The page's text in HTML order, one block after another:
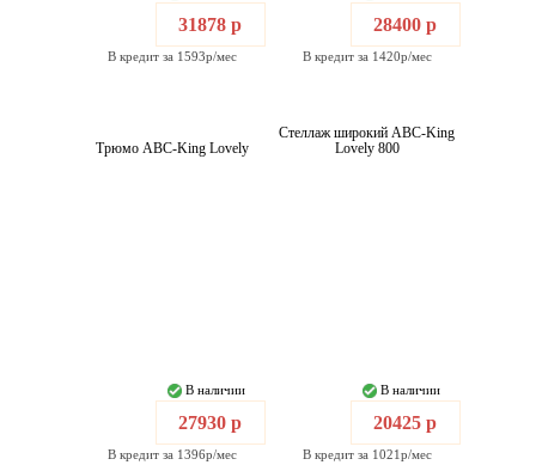
31878 р
В кредит за 1593р/мес
28400 р
В кредит за 1420р/мес
Трюмо ABC-King Lovely
В наличии
27930 р
В кредит за 1396р/мес
Стеллаж широкий ABC-King
Lovely 800
В наличии
20425 р
В кредит за 1021р/мес